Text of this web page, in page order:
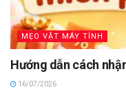
MẸO VẶT MÁY TÍNH
Hướng dẫn cách
16/07/2026